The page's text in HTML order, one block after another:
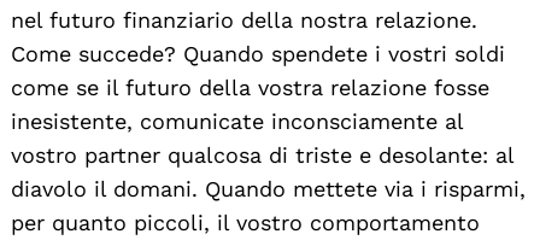
nel futuro finanziario della nostra relazione.
Come succede? Quando spendete i vostri soldi
come se il futuro della vostra relazione fosse
inesistente, comunicate inconsciamente al
vostro partner qualcosa di triste e desolante: al
diavolo il domani. Quando mettete via i risparmi,
per quanto piccoli, il vostro comportamento